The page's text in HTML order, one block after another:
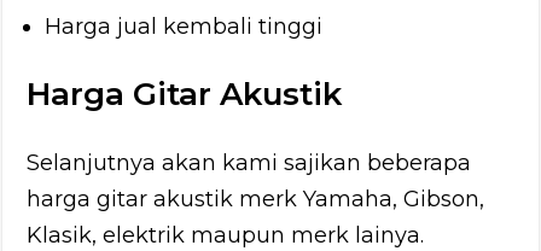
Harga jual kembali tinggi
Harga Gitar Akustik
Selanjutnya akan kami sajikan beberapa
harga gitar akustik merk Yamaha, Gibson,
Klasik, elektrik maupun merk lainya.